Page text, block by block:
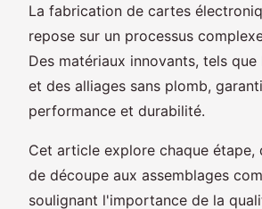
La fabrication de cartes
repose sur un processus
Des matériaux innovants, tels que
et des alliages sans plomb,
performance et durabilité.
Cet article explore chaque étape,
de découpe aux assemblages
soulignant l'importance de la